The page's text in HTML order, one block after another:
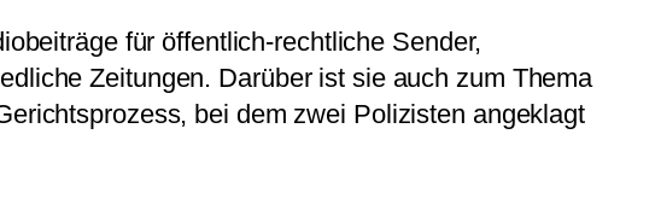
für öffentlich-rechtliche Sender,
Zeitungen. Darüber ist sie auch zum Thema
bei dem zwei Polizisten angeklagt